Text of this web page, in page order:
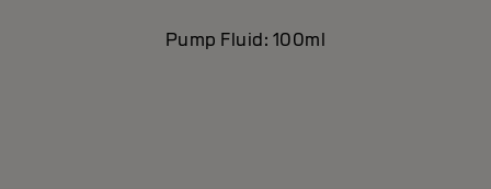
Pump Fluid: 100ml